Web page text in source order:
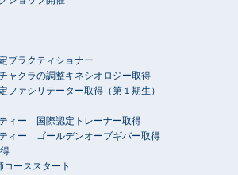
プラクティショナー
ャクラの調整キネシオロジー取得
ファシリテーター取得（第１期生）
ィー 国際認定トレーナー取得
ィー ゴールデンオーブギバー取得
ーススタート